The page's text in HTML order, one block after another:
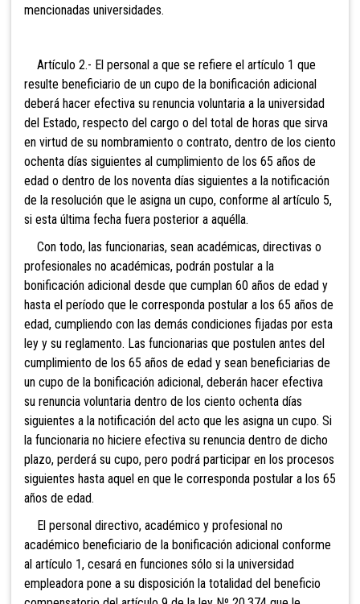
mencionadas universidades.
Artículo 2.- El personal a que se refiere el artículo 1 que
resulte beneficiario de un cupo de la bonificación adicional
deberá hacer efectiva su renuncia voluntaria a la universidad
del Estado, respecto del cargo o del total de horas que sirva
en virtud de su nombramiento o contrato, dentro de los ciento
ochenta días siguientes al cumplimiento de los 65 años de
edad o dentro de los noventa días siguientes a la notificación
de la resolución que le asigna un cupo, conforme al artículo 5,
si esta última fecha fuera posterior a aquélla.
Con todo, las funcionarias, sean académicas, directivas o
profesionales no académicas, podrán postular a la
bonificación adicional desde que cumplan 60 años de edad y
hasta el período que le corresponda postular a los 65 años de
edad, cumpliendo con las demás condiciones fijadas por esta
ley y su reglamento. Las funcionarias que postulen antes del
cumplimiento de los 65 años de edad y sean beneficiarias de
un cupo de la bonificación adicional, deberán hacer efectiva
su renuncia voluntaria dentro de los ciento ochenta días
siguientes a la notificación del acto que les asigna un cupo. Si
la funcionaria no hiciere efectiva su renuncia dentro de dicho
plazo, perderá su cupo, pero podrá participar en los procesos
siguientes hasta aquel en que le corresponda postular a los 65
años de edad.
El personal directivo, académico y profesional no
académico beneficiario de la bonificación adicional conforme
al artículo 1, cesará en funciones sólo si la universidad
empleadora pone a su disposición la totalidad del beneficio